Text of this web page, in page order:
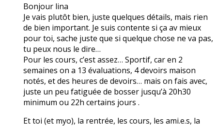
Bonjour lina
Je vais plutôt bien, juste quelques détails, mais rien
de bien important. Je suis contente si ça av mieux
pour toi, sache juste que si quelque chose ne va pas,
tu peux nous le dire…
Pour les cours, c’est assez… Sportif, car en 2
semaines on a 13 évaluations, 4 devoirs maison
notés, et des heures de devoirs… mais on fais avec,
juste un peu fatiguée de bosser jusqu’à 20h30
minimum ou 22h certains jours .
Et toi (et myo), la rentrée, les cours, les ami.e.s, la